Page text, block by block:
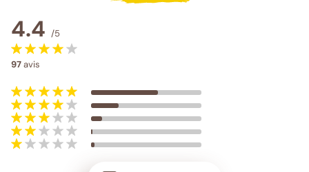
4.4 /5
97avis